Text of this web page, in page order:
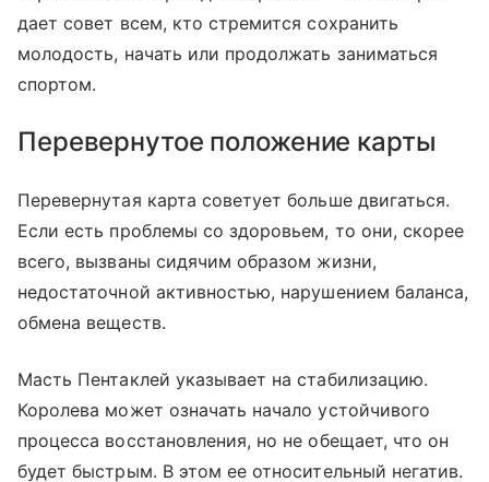
дает совет всем, кто стремится сохранить
молодость, начать или продолжать заниматься
спортом.
Перевернутое положение карты
Перевернутая карта советует больше двигаться.
Если есть проблемы со здоровьем, то они, скорее
всего, вызваны сидячим образом жизни,
недостаточной активностью, нарушением баланса,
обмена веществ.
Масть Пентаклей указывает на стабилизацию.
Королева может означать начало устойчивого
процесса восстановления, но не обещает, что он
будет быстрым. В этом ее относительный негатив.